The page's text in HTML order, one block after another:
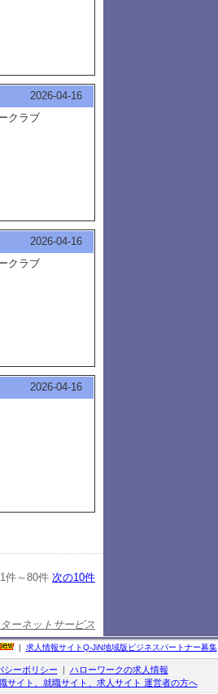
2026-04-16
クラブ
2026-04-16
クラブ
2026-04-16
件～80件 次の10件
ーネットサービス
| 求人情報サイトQ-JiN地域版ビジネスパートナー募集
シーポリシー | ハローワークの求人情報
サイト、就職サイト、求人サイト 運営者の方へ